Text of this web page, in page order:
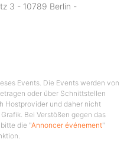
3 - 10789 Berlin -
Events. Die Events werden von
oder über Schnittstellen
Hostprovider und daher nicht
Bei Verstößen gegen das
die "Annoncer événement"